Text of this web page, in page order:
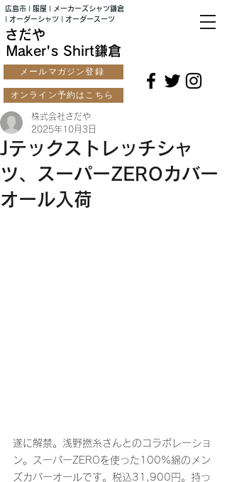
さだや
オンライン予約はこちら
メールマガジン登録
Maker's Shirt鎌倉
広島市 | 服屋 | メーカーズシャツ鎌倉
| オーダーシャツ | オーダースーツ
Jテックストレッチシャ
ツ、スーパーZEROカバー
オール入荷
株式会社さだや
2025年10月3日
遂に解禁。浅野撚糸さんとのコラボレーショ
ン。スーパーZEROを使った100%綿のメン
ズカバーオールです。税込31,900円。持っ